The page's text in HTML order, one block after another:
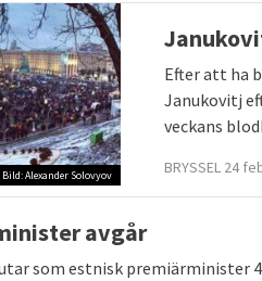
Bild: Alexander Solovyov
Efter att ha
Janukovitj
veckans
BRYSSEL 24
avgår
som estnisk